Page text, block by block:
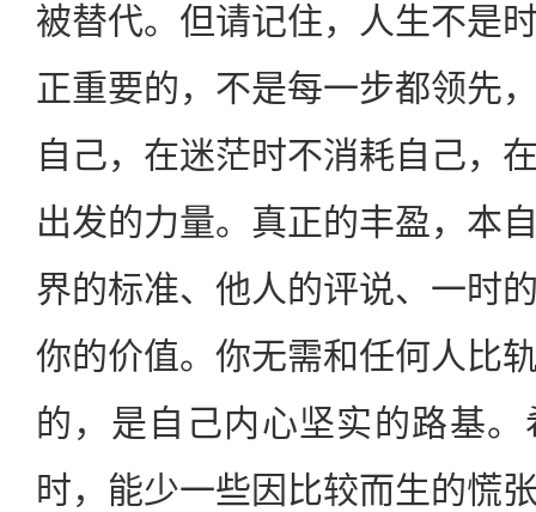
被替代。但请记住，人生不是
正重要的，不是每一步都领先
自己，在迷茫时不消耗自己，
出发的力量。真正的丰盈，本
界的标准、他人的评说、一时
你的价值。你无需和任何人比
的，是自己内心坚实的路基
时，能少一些因比较而生的慌